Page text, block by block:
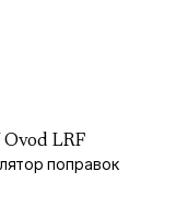
Ovod LRF
поправок